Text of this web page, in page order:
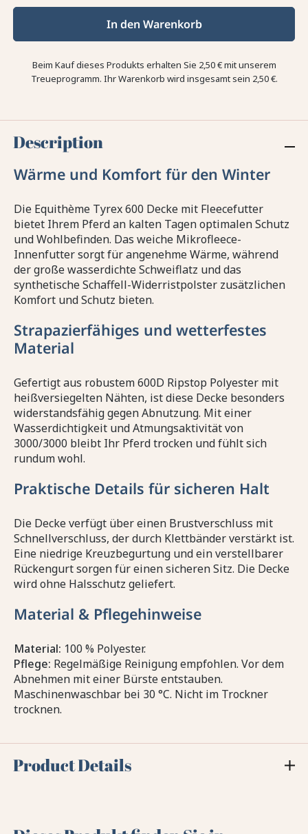
In den Warenkorb
Beim Kauf dieses Produkts erhalten Sie 2,50 €mit unserem
Treueprogramm. Ihr Warenkorb wird insgesamt sein 2,50 €.
Description
Wärme und Komfort für den Winter
Die Equithème Tyrex 600 Decke mit Fleecefutter
bietet Ihrem Pferd an kalten Tagen optimalen Schutz
und Wohlbefinden. Das weiche Mikrofleece-
Innenfutter sorgt für angenehme Wärme, während
der große wasserdichte Schweiflatz und das
synthetische Schaffell-Widerristpolster zusätzlichen
Komfort und Schutz bieten.
Strapazierfähiges und wetterfestes
Material
Gefertigt aus robustem 600D Ripstop Polyester mit
heißversiegelten Nähten, ist diese Decke besonders
widerstandsfähig gegen Abnutzung. Mit einer
Wasserdichtigkeit und Atmungsaktivität von
3000/3000 bleibt Ihr Pferd trocken und fühlt sich
rundum wohl.
Praktische Details für sicheren Halt
Die Decke verfügt über einen Brustverschluss mit
Schnellverschluss, der durch Klettbänder verstärkt ist.
Eine niedrige Kreuzbegurtung und ein verstellbarer
Rückengurt sorgen für einen sicheren Sitz. Die Decke
wird ohne Halsschutz geliefert.
Material & Pflegehinweise
Material: 100 % Polyester.
Pflege: Regelmäßige Reinigung empfohlen. Vor dem
Abnehmen mit einer Bürste entstauben.
Maschinenwaschbar bei 30 °C. Nicht im Trockner
trocknen.
Product Details